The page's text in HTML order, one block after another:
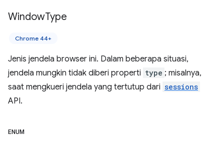
WindowType
Chrome 44+
Jenis jendela browser ini. Dalam beberapa situasi,
jendela mungkin tidak diberi properti type ; misalnya,
saat mengkueri jendela yang tertutup dari sessions
API.
ENUM